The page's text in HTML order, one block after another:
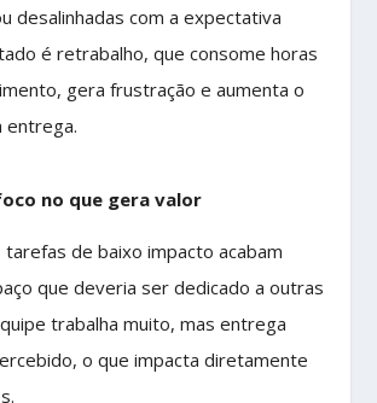
desalinhadas com a expectativa
é retrabalho, que consome horas
gera frustração e aumenta o
entrega.
no que gera valor
de baixo impacto acabam
que deveria ser dedicado a outras
trabalha muito, mas entrega
o que impacta diretamente